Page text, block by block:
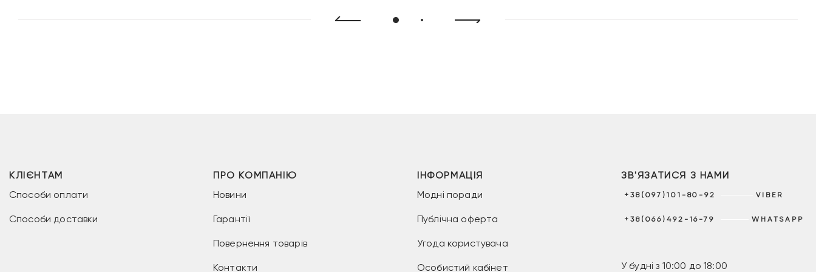
КЛІЄНТАМ
Способи оплати
Способи доставки
ПРО КОМПАНІЮ
Новини
Гарантії
Повернення товарів
Контакти
ІНФОРМАЦІЯ
Модні поради
Публічна оферта
Угода користувача
Особистий кабінет
ЗВ'ЯЗАТИСЯ З НАМИ
+38(097)101-80-92 VIBER
+38(066)492-16-79 WHATSAPP
У будні з 10:00 до 18:00